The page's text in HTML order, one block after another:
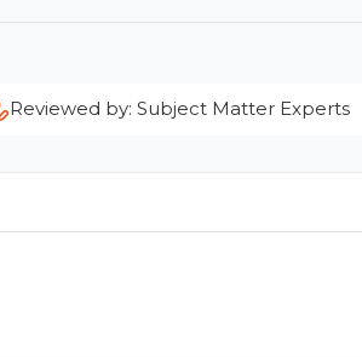
Reviewed by: Subject Matter Experts